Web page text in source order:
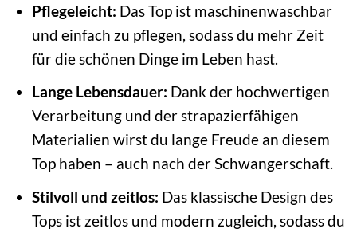
Pflegeleicht: Das Top ist maschinenwaschbar
und einfach zu pflegen, sodass du mehr Zeit
für die schönen Dinge im Leben hast.
Lange Lebensdauer: Dank der hochwertigen
Verarbeitung und der strapazierfähigen
Materialien wirst du lange Freude an diesem
Top haben – auch nach der Schwangerschaft.
Stilvoll und zeitlos: Das klassische Design des
Tops ist zeitlos und modern zugleich, sodass du